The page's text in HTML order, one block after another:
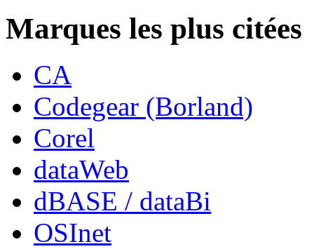
Marques les plus citées
CA
Codegear (Borland)
Corel
dataWeb
dBASE / dataBi
OSInet